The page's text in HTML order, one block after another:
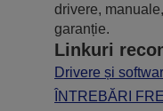
drivere,
garanție.
Linkuri
Drivere și
ÎNTREBĂRI